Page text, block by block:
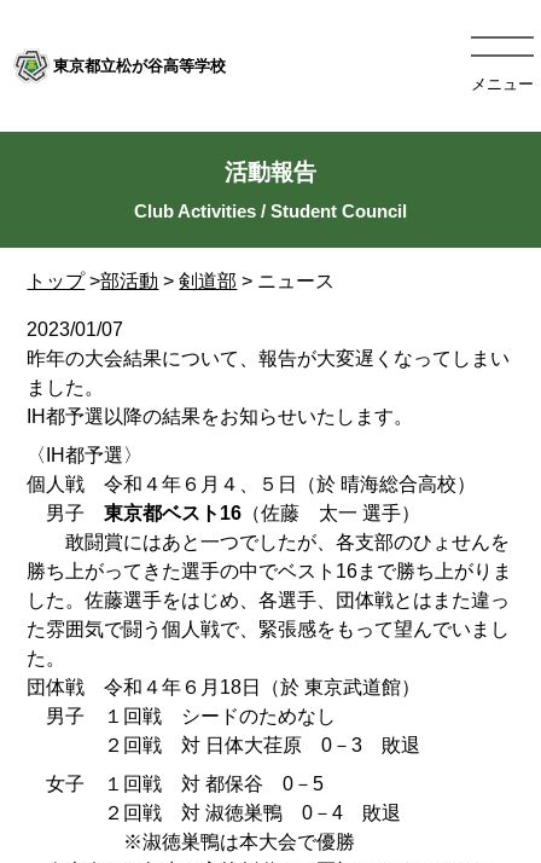
東京都立松が谷高等学校
メニュー
トップ>部活動 >剣道部 > ニュース
活動報告
2023/01/07
昨年の大会結果について、報告が大変遅くなってしまい
ました。
IH都予選以降の結果をお知らせいたします。
〈IH都予選〉
個人戦 令和４年６月４、５日（於 晴海総合高校）
男子東京都ベスト16 （佐藤 太一 選手）
敢闘賞にはあと一つでしたが、各支部のひょせんを
勝ち上がってきた選手の中でベスト16まで勝ち上がりま
した。佐藤選手をはじめ、各選手、団体戦とはまた違っ
た雰囲気で闘う個人戦で、緊張感をもって望んでいまし
た。
団体戦 令和４年６月18日（於 東京武道館）
男子 １回戦 シードのためなし
２回戦 対 日体大荏原 0－3 敗退
女子 １回戦 対 都保谷 0－5
２回戦 対 淑徳巣鴨 0－4 敗退
※淑徳巣鴨は本大会で優勝